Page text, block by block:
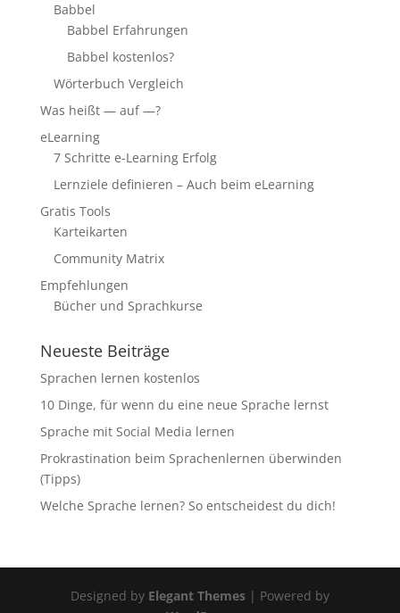
Babbel
Babbel Erfahrungen
Babbel kostenlos?
Wörterbuch Vergleich
Was heißt — auf —?
eLearning
7 Schritte e-Learning Erfolg
Lernziele definieren – Auch beim eLearning
Gratis Tools
Karteikarten
Community Matrix
Empfehlungen
Bücher und Sprachkurse
Neueste Beiträge
Sprachen lernen kostenlos
10 Dinge, für wenn du eine neue Sprache lernst
Sprache mit Social Media lernen
Prokrastination beim Sprachenlernen überwinden
(Tipps)
Welche Sprache lernen? So entscheidest du dich!
Designed by Elegant Themes| Powered by